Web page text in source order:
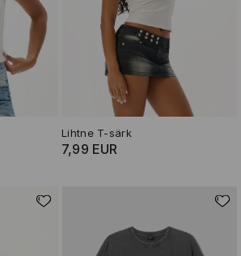
Lihtne T-särk
7,99 EUR